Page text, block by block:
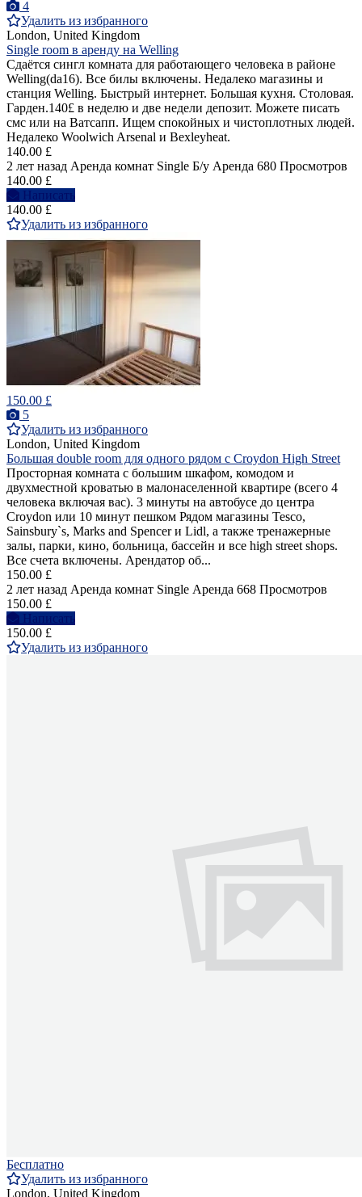
4
Удалить из избранного
London, United Kingdom
Single room в аренду на Welling
Сдаётся сингл комната для работающего человека в районе
Welling(da16). Все билы включены. Недалеко магазины и
станция Welling. Быстрый интернет. Большая кухня. Столовая.
Гарден.140£ в неделю и две недели депозит. Можете писать
смс или на Ватсапп. Ищем спокойных и чистоплотных людей.
Недалеко Woolwich Arsenal и Bexleyheat.
140.00 £
2 лет назад Аренда комнат Single Б/у Аренда 680 Просмотров
140.00 £
Написать
140.00 £
Удалить из избранного
150.00 £
5
Удалить из избранного
London, United Kingdom
Большая double room для одного рядом с Croydon High Street
Просторная комната с большим шкафом, комодом и
двухместной кроватью в малонаселенной квартире (всего 4
человека включая вас). 3 минуты на автобусе до центра
Croydon или 10 минут пешком Рядом магазины Tesco,
Sainsbury`s, Marks and Spencer и Lidl, а также тренажерные
залы, парки, кино, больница, бассейн и все high street shops.
Все счета включены. Арендатор об...
150.00 £
2 лет назад Аренда комнат Single Аренда 668 Просмотров
150.00 £
Написать
150.00 £
Удалить из избранного
Бесплатно
Удалить из избранного
London, United Kingdom